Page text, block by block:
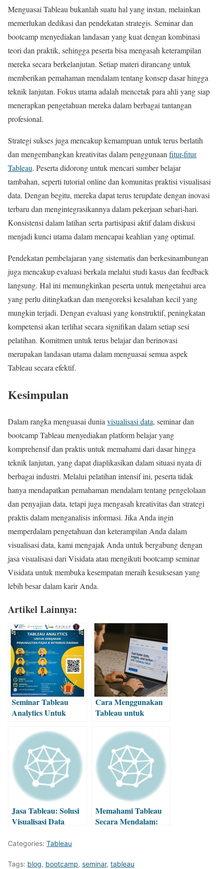
Menguasai Tableau bukanlah suatu hal yang instan, melainkan
memerlukan dedikasi dan pendekatan strategis. Seminar dan
bootcamp menyediakan landasan yang kuat dengan kombinasi
teori dan praktik, sehingga peserta bisa mengasah keterampilan
mereka secara berkelanjutan. Setiap materi dirancang untuk
memberikan pemahaman mendalam tentang konsep dasar hingga
teknik lanjutan. Fokus utama adalah mencetak para ahli yang siap
menerapkan pengetahuan mereka dalam berbagai tantangan
profesional.
Strategi sukses juga mencakup kemampuan untuk terus berlatih
dan mengembangkan kreativitas dalam penggunaan fitur-fitur
Tableau. Peserta didorong untuk mencari sumber belajar
tambahan, seperti tutorial online dan komunitas praktisi visualisasi
data. Dengan begitu, mereka dapat terus terupdate dengan inovasi
terbaru dan mengintegrasikannya dalam pekerjaan sehari-hari.
Konsistensi dalam latihan serta partisipasi aktif dalam diskusi
menjadi kunci utama dalam mencapai keahlian yang optimal.
Pendekatan pembelajaran yang sistematis dan berkesinambungan
juga mencakup evaluasi berkala melalui studi kasus dan feedback
langsung. Hal ini memungkinkan peserta untuk mengetahui area
yang perlu ditingkatkan dan mengoreksi kesalahan kecil yang
mungkin terjadi. Dengan evaluasi yang konstruktif, peningkatan
kompetensi akan terlihat secara signifikan dalam setiap sesi
pelatihan. Komitmen untuk terus belajar dan berinovasi
merupakan landasan utama dalam menguasai semua aspek
Tableau secara efektif.
Kesimpulan
Dalam rangka menguasai dunia visualisasi data, seminar dan
bootcamp Tableau menyediakan platform belajar yang
komprehensif dan praktis untuk memahami dari dasar hingga
teknik lanjutan, yang dapat diaplikasikan dalam situasi nyata di
berbagai industri. Melalui pelatihan intensif ini, peserta tidak
hanya mendapatkan pemahaman mendalam tentang pengelolaan
dan penyajian data, tetapi juga mengasah kreativitas dan strategi
praktis dalam menganalisis informasi. Jika Anda ingin
memperdalam pengetahuan dan keterampilan Anda dalam
visualisasi data, kami mengajak Anda untuk bergabung dengan
jasa visualisasi dari Visidata atau mengikuti bootcamp seminar
Visidata untuk membuka kesempatan meraih kesuksesan yang
lebih besar dalam karir Anda.
Artikel Lainnya:
Seminar Tableau
Analytics Untuk
Pemungutan Pajak &
Retribusi Daerah
Cara Menggunakan
Tableau untuk
Visualisasi Data
Jasa Tableau: Solusi
Visualisasi Data
Bisnis
Memahami Tableau
Secara Mendalam:
Categories: Tableau
Tags: blog, bootcamp, seminar, tableau